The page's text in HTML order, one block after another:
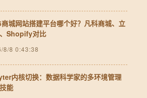
城网站搭建平台哪个好？凡科商城、立
Shopify对比
8/8 0:43:38
内核切换：数据科学家的多环境管理
能